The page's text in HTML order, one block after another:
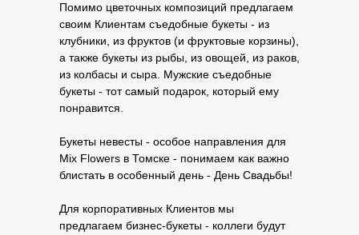
Помимо цветочных композиций предлагаем
своим Клиентам съедобные букеты - из
клубники, из фруктов (и фруктовые корзины),
а также букеты из рыбы, из овощей, из раков,
из колбасы и сыра. Мужские съедобные
букеты - тот самый подарок, который ему
понравится.
Букеты невесты - особое направления для
Mix Flowers в Томске - понимаем как важно
блистать в особенный день - День Свадьбы!
Для корпоративных Клиентов мы
предлагаем бизнес-букеты - коллеги будут
Навигация Каталог